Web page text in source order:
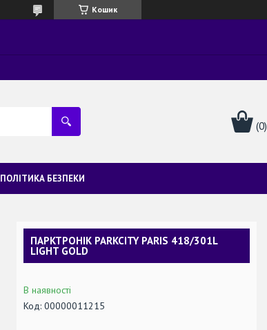
Кошик
ПОЛІТИКА БЕЗПЕКИ
ПАРКТРОНІК PARKCITY PARIS 418/301L
LIGHT GOLD
В наявності
Код: 00000011215